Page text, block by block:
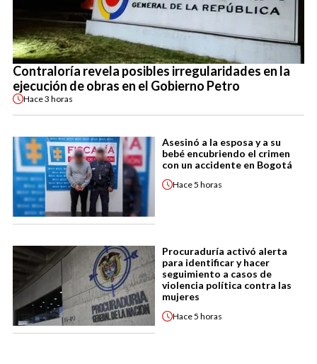
Contraloría revela posibles irregularidades en la
ejecución de obras en el Gobierno Petro
Hace3 horas
Asesinó a la esposa y a su
bebé encubriendo el crimen
con un accidente en Bogotá
Hace5 horas
Procuraduría activó alerta
para identificar y hacer
seguimiento a casos de
violencia política contra las
mujeres
Hace5 horas